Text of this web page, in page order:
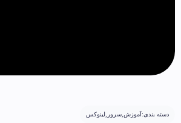
دسته بندی:آموزش سرور لینوکس